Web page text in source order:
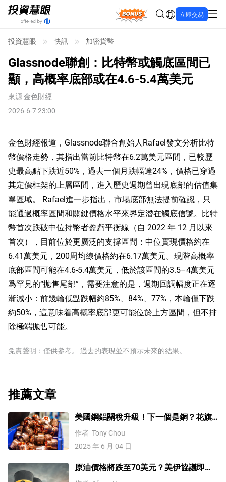
Bonus 立即交易
投資慧眼 快訊 加密貨幣
Glassnode聯創：比特幣或觸底區間已
顯，高概率底部或在4.6-5.4萬美元
來源金色財經
2026-6-7 23:00
金色財經報道，Glassnode聯合創始人Rafael發文分析比特
幣價格走勢，其指出當前比特幣在6.2萬美元區間，已較歷
史最高點下跌近50%，過去一個月跌幅達24%，價格已穿過
其定價框架的上層區間，進入歷史週期曾出現底部的估值集
羣區域。 Rafael進一步指出，市場底部無法提前確認，只
能通過概率區間和關鍵價格水平來界定潛在觸底信號。比特
幣首次跌破中位持幣者盈虧平衡線（自 2022 年 12 月以來
首次），目前位於更廣泛的支撐區間：中位實現價格約在
6.41萬美元，200周均線價格約在6.17萬美元。現階高概率
底部區間可能在4.6-5.4萬美元，低於該區間的3.5–4萬美元
爲罕見的“拋售尾部”，需要注意的是，週期回調幅度正在逐
漸減小：前幾輪低點跌幅約85%、84%、77%，本輪僅下跌
約50%，這意味着高概率底部更可能位於上方區間，但不排
除極端拋售可能。
免責聲明：僅供參考。 過去的表現並不預示未來的結果。
推薦文章
美國鋼鋁關稅升級！下一個是銅？花旗
這樣說
作者 Tony Chou
2025 年 6 月 04 日
原油價格將跌至70美元？美伊協議即將
達成，但小心衝突再起